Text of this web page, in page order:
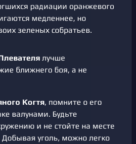
радиации оранжевого
медленнее, но
зеленых собратьев.
лучше
ближнего боя, а не
Когтя, помните о его
валунами. Будьте
и не стойте на месте
уголь, можно легко